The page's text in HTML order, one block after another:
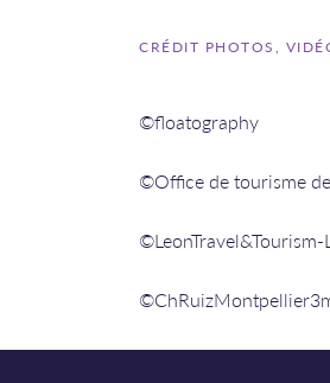
CRÉDIT PHOTOS,
©floatography
©Office de tourisme